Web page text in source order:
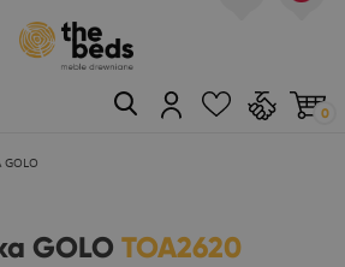
0
GOLO
GOLO TOA2620